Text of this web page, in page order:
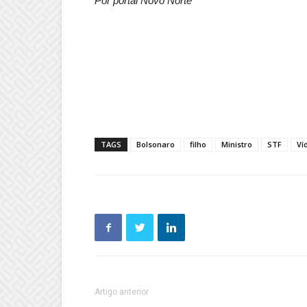
TAGS Bolsonaro filho Ministro STF
Artigo anterior